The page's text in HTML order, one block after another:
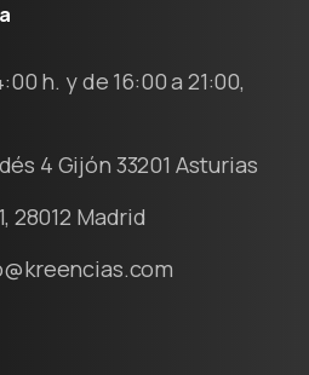
h. y de 16:00 a 21:00,
4 Gijón 33201 Asturias
28012 Madrid